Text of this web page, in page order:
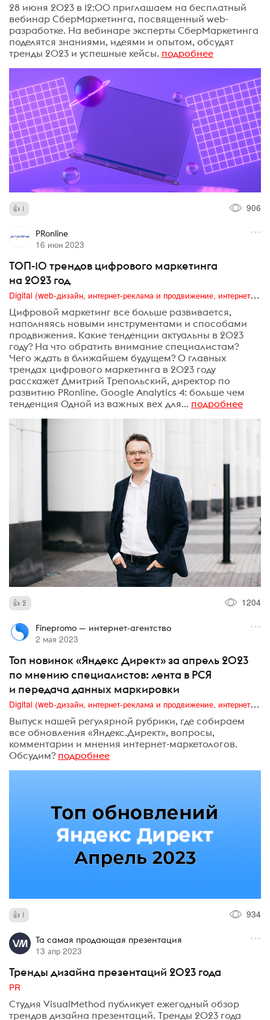
28 июня 2023 в 12:00 приглашаем на бесплатный
вебинар СберМаркетинга, посвященный web-
разработке. На вебинаре эксперты СберМаркетинга
поделятся знаниями, идеями и опытом, обсудят
тренды 2023 и успешные кейсы. подробнее
1 906
PRonline
16 июн 2023
ТОП-10 трендов цифрового маркетинга
на 2023 год
Digital (web-дизайн, интернет-реклама и продвижение, интернет-сообщества и блоги, интернет-коммуникации, мобильный маркетинг, реклама на цифровых экранах)
Цифровой маркетинг все больше развивается,
наполняясь новыми инструментами и способами
продвижения. Какие тенденции актуальны в 2023
году? На что обратить внимание специалистам?
Чего ждать в ближайшем будущем? О главных
трендах цифрового маркетинга в 2023 году
расскажет Дмитрий Трепольский, директор по
развитию PRonline. Google Analytics 4: больше чем
тенденция Одной из важных вех для... подробнее
2 1204
Finepromo — интернет-агентство
2 мая 2023
Топ новинок «Яндекс Директ» за апрель 2023
по мнению специалистов: лента в РСЯ
и передача данных маркировки
Digital (web-дизайн, интернет-реклама и продвижение, интернет-сообщества и блоги, интернет-коммуникации, мобильный маркетинг, реклама на цифровых экранах)
Выпуск нашей регулярной рубрики, где собираем
все обновления «Яндекс.Директ», вопросы,
комментарии и мнения интернет-маркетологов.
Обсудим? подробнее
1 934
Та самая продающая презентация
13 апр 2023
Тренды дизайна презентаций 2023 года
PR
Студия VisualMethod публикует ежегодный обзор
трендов дизайна презентаций. Тренды 2023 года